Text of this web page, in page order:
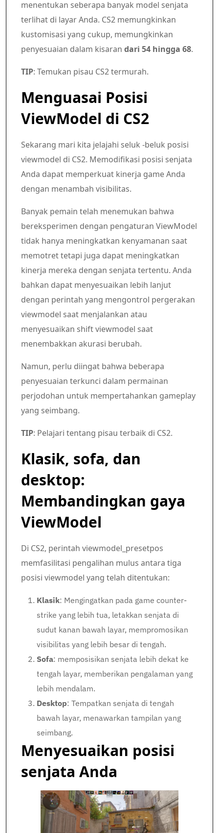
menentukan seberapa banyak model senjata
terlihat di layar Anda. CS2 memungkinkan
kustomisasi yang cukup, memungkinkan
penyesuaian dalam kisaran dari 54 hingga 68.
TIP: Temukan pisau CS2 termurah.
Menguasai Posisi
ViewModel di CS2
Sekarang mari kita jelajahi seluk -beluk posisi
viewmodel di CS2. Memodifikasi posisi senjata
Anda dapat memperkuat kinerja game Anda
dengan menambah visibilitas.
Banyak pemain telah menemukan bahwa
bereksperimen dengan pengaturan ViewModel
tidak hanya meningkatkan kenyamanan saat
memotret tetapi juga dapat meningkatkan
kinerja mereka dengan senjata tertentu. Anda
bahkan dapat menyesuaikan lebih lanjut
dengan perintah yang mengontrol pergerakan
viewmodel saat menjalankan atau
menyesuaikan shift viewmodel saat
menembakkan akurasi berubah.
Namun, perlu diingat bahwa beberapa
penyesuaian terkunci dalam permainan
perjodohan untuk mempertahankan gameplay
yang seimbang.
TIP: Pelajari tentang pisau terbaik di CS2.
Klasik, sofa, dan
desktop:
Membandingkan gaya
ViewModel
Di CS2, perintah viewmodel_presetpos
memfasilitasi pengalihan mulus antara tiga
posisi viewmodel yang telah ditentukan:
Klasik: Mengingatkan pada game counter-
strike yang lebih tua, letakkan senjata di
sudut kanan bawah layar, mempromosikan
visibilitas yang lebih besar di tengah.
Sofa: memposisikan senjata lebih dekat ke
tengah layar, memberikan pengalaman yang
lebih mendalam.
Desktop: Tempatkan senjata di tengah
bawah layar, menawarkan tampilan yang
seimbang.
Menyesuaikan posisi
senjata Anda